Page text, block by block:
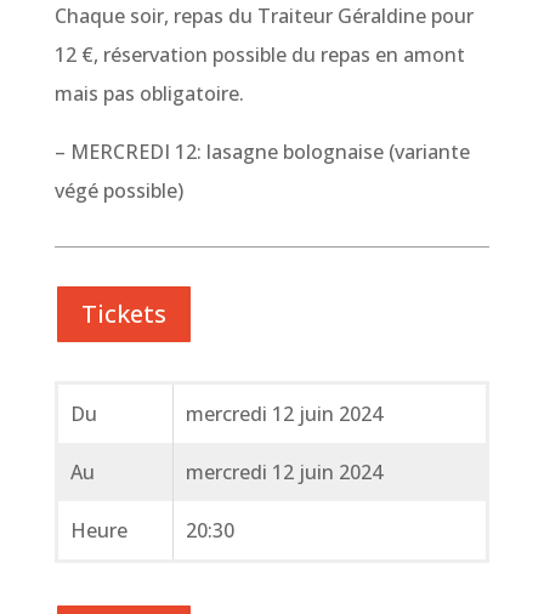
Chaque soir, repas du Traiteur Géraldine pour
12 €, réservation possible du repas en amont
mais pas obligatoire.
– MERCREDI 12: lasagne bolognaise (variante
végé possible)
Tickets
Du mercredi 12 juin 2024
Au mercredi 12 juin 2024
Heure 20:30